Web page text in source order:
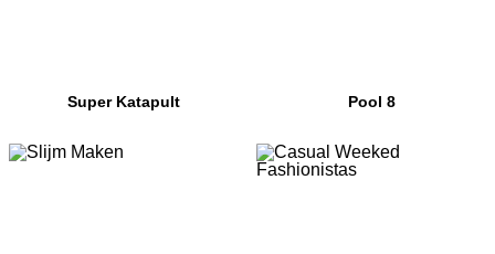
Super Katapult Pool 8